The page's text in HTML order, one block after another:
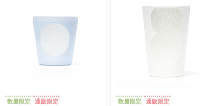
数量限定 通販限定 数量限定 通販限定